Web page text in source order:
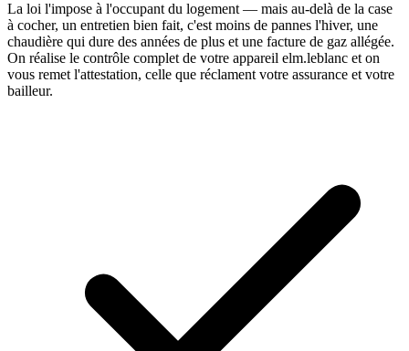
La loi l'impose à l'occupant du logement — mais au-delà de la case
à cocher, un entretien bien fait, c'est moins de pannes l'hiver, une
chaudière qui dure des années de plus et une facture de gaz allégée.
On réalise le contrôle complet de votre appareil elm.leblanc et on
vous remet l'attestation, celle que réclament votre assurance et votre
bailleur.